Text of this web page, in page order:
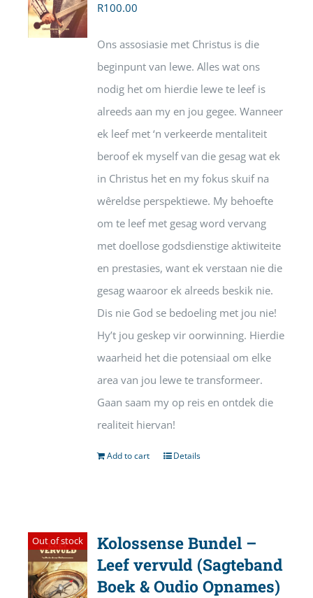
R100.00
Ons assosiasie met Christus is die
beginpunt van lewe. Alles wat ons
nodig het om hierdie lewe te leef is
alreeds aan my en jou gegee. Wanneer
ek leef met ‘n verkeerde mentaliteit
beroof ek myself van die gesag wat ek
in Christus het en my fokus skuif na
wêreldse perspektiewe. My behoefte
om te leef met gesag word vervang
met doellose godsdienstige aktiwiteite
en prestasies, want ek verstaan nie die
gesag waaroor ek alreeds beskik nie.
Dis nie God se bedoeling met jou nie!
Hy’t jou geskep vir oorwinning. Hierdie
waarheid het die potensiaal om elke
area van jou lewe te transformeer.
Gaan saam my op reis en ontdek die
realiteit hiervan!
Add to cart Details
Out of stock
Kolossense Bundel –
Leef vervuld (Sagteband
Boek & Oudio Opnames)